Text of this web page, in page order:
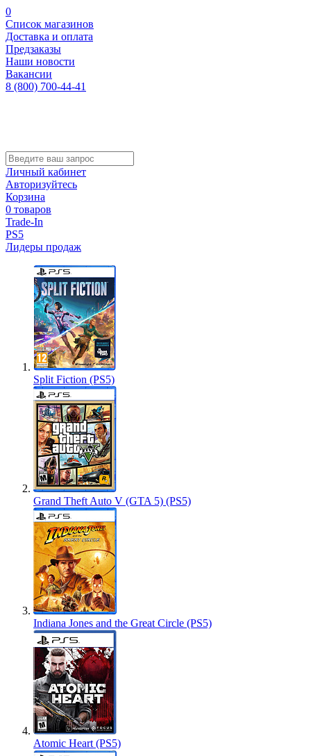
0
Список магазинов
Доставка и оплата
Предзаказы
Наши новости
Вакансии
8 (800) 700-44-41
Личный кабинет
Авторизуйтесь
Корзина
0 товаров
Trade-In
PS5
Лидеры продаж
Split Fiction (PS5)
Grand Theft Auto V (GTA 5) (PS5)
Indiana Jones and the Great Circle (PS5)
Atomic Heart (PS5)